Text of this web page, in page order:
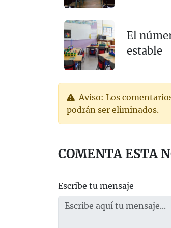
El
estable
Aviso: Los
podrán ser eliminados.
COMENTA ESTA
Escribe tu mensaje